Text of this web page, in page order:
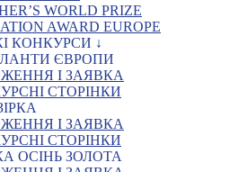
WORLD PRIZE
AWARD EUROPE
КОНКУРСИ ↓
ЄВРОПИ
І ЗАЯВКА
СТОРІНКИ
І ЗАЯВКА
СТОРІНКИ
ОСІНЬ ЗОЛОТА